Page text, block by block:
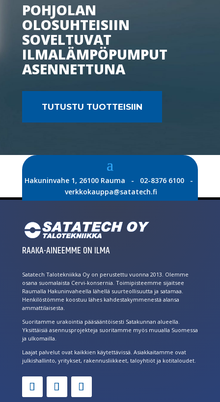
POHJOLAN
OLOSUHTEISIIN
SOVELTUVAT
ILMALÄMPÖPUMPUT
ASENNETTUNA
TUTUSTU TUOTTEISIIN
Hakuninvahe 1, 26100 Rauma - 02-8376 6100 -
verkkokauppa@satatech.fi
RAAKA-AINEEMME ON ILMA
Satatech Talotekniikka Oy on perustettu vuonna 2013. Olemme
osana suomalaista Cervi-konsernia. Toimipisteemme sijaitsee
Raumalla Hakuninvaheella lähellä suurteollisuutta ja satamaa.
Henkilöstömme koostuu lähes kahdestakymmenestä alansa
ammattilaisesta.
Suoritamme urakointia pääsääntöisesti Satakunnan alueella.
Yksittäisiä asennusprojekteja suoritamme myös muualla Suomessa
ja ulkomailla.
Laajat palvelut ovat kaikkien käytettävissä. Asiakkaitamme ovat
julkishallinto, yritykset, rakennusliikkeet, taloyhtiöt ja kotitaloudet.